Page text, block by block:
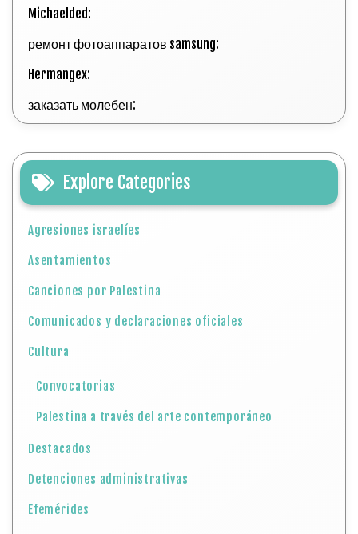
Michaelded:
ремонт фотоаппаратов samsung:
Hermangex:
заказать молебен:
Explore Categories
Agresiones israelíes
Asentamientos
Canciones por Palestina
Comunicados y declaraciones oficiales
Cultura
Convocatorias
Palestina a través del arte contemporáneo
Destacados
Detenciones administrativas
Efemérides